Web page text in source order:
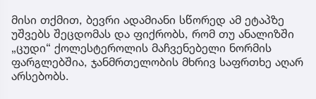
მისი თქმით, ბევრი ადამიანი სწორედ ამ ეტაპზე
უშვებს შეცდომას და ფიქრობს, რომ თუ ანალიზში
„ცუდი“ ქოლესტეროლის მაჩვენებელი ნორმის
ფარგლებშია, ჯანმრთელობის მხრივ საფრთხე აღარ
არსებობს.